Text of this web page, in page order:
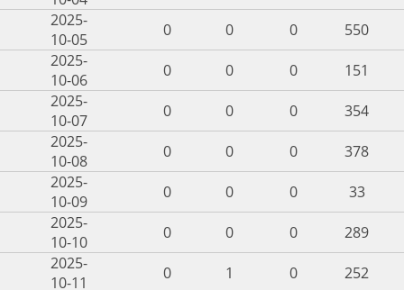
2025-
10-05
0 0 0
550
2025-
10-06
0 0 0
151
2025-
10-07
0 0 0
354
2025-
10-08
0 0 0
378
2025-
10-09
0 0 0
33
2025-
10-10
0 0 0
289
2025-
10-11
0 1 0
252